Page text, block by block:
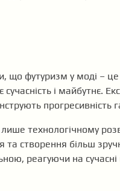
що футуризм у моді –
сучасність і майбутнє.
прогресивність
технологічному
створення більш
реагуючи на сучасні